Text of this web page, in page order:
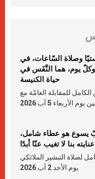
وصلاة السّاعات، في
يوم، هما النَّفَس في
حياة الكنيسة
الكامل للمقابلة العامّة مع
الأربعاء 5 آب 2026
يسوع هو عطاء شامل،
بنا لا تغيب عنّا أبدًا
لصلاة التبشير الملائكي
يوم الأحد 2 آب 2026